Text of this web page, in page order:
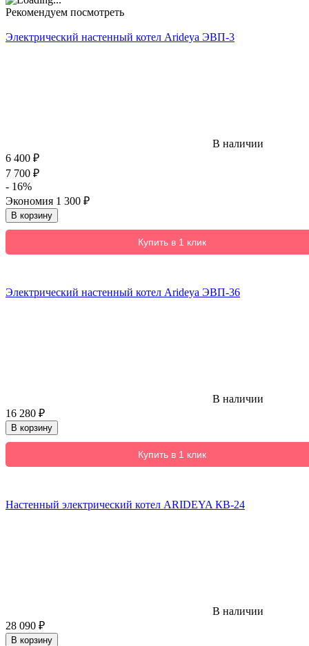
Рекомендуем посмотреть
Электрический настенный котел Arideya ЭВП-3
В наличии
6 400 ₽
7 700 ₽
- 16%
Экономия 1 300 ₽
В корзину
Купить в 1 клик
Электрический настенный котел Arideya ЭВП-36
В наличии
16 280 ₽
В корзину
Купить в 1 клик
Настенный электрический котел ARIDEYA КВ-24
В наличии
28 090 ₽
В корзину